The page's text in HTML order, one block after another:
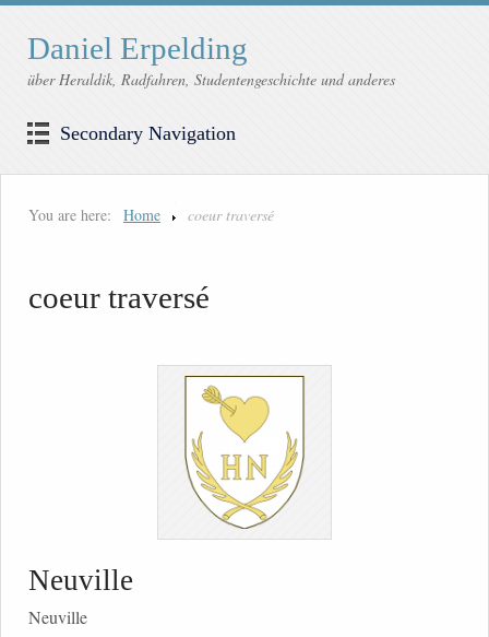
Daniel Erpelding
über Heraldik, Radfahren, Studentengeschichte und anderes
Secondary Navigation
You are here: Home coeur traversé
coeur traversé
Neuville
Neuville